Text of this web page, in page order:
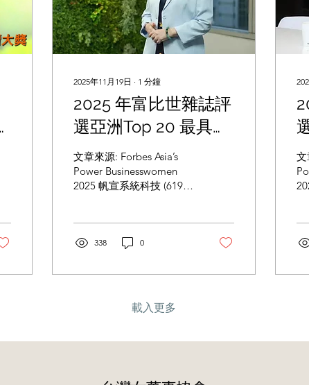
2025年11月19日 ∙ 1 分鐘
2025 年富比世雜誌評
選亞洲Top 20 最具影
響力的女性企業家，
本會高新明董事長獲
選為亞洲Top 20 最具
影響力的女性企業家
之一！
文章來源: Forbes Asia’s
Power Businesswomen
2025 帆宣系統科技 (6196)
性企業家！ Margaret Kao
Marketech International
her former employer
spinning off United
and Taiwan
338 0
文
載入更多